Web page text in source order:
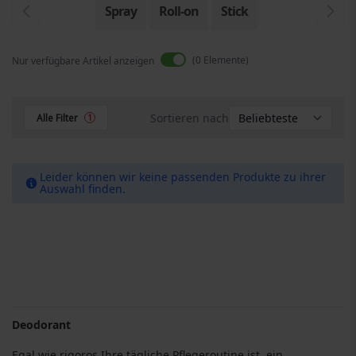
Spray Roll-on Stick
Nur verfügbare Artikel anzeigen 0 Elemente
Alle Filter 1 Sortieren nach
Leider können wir keine passenden Produkte zu ihrer
Auswahl finden.
Deodorant